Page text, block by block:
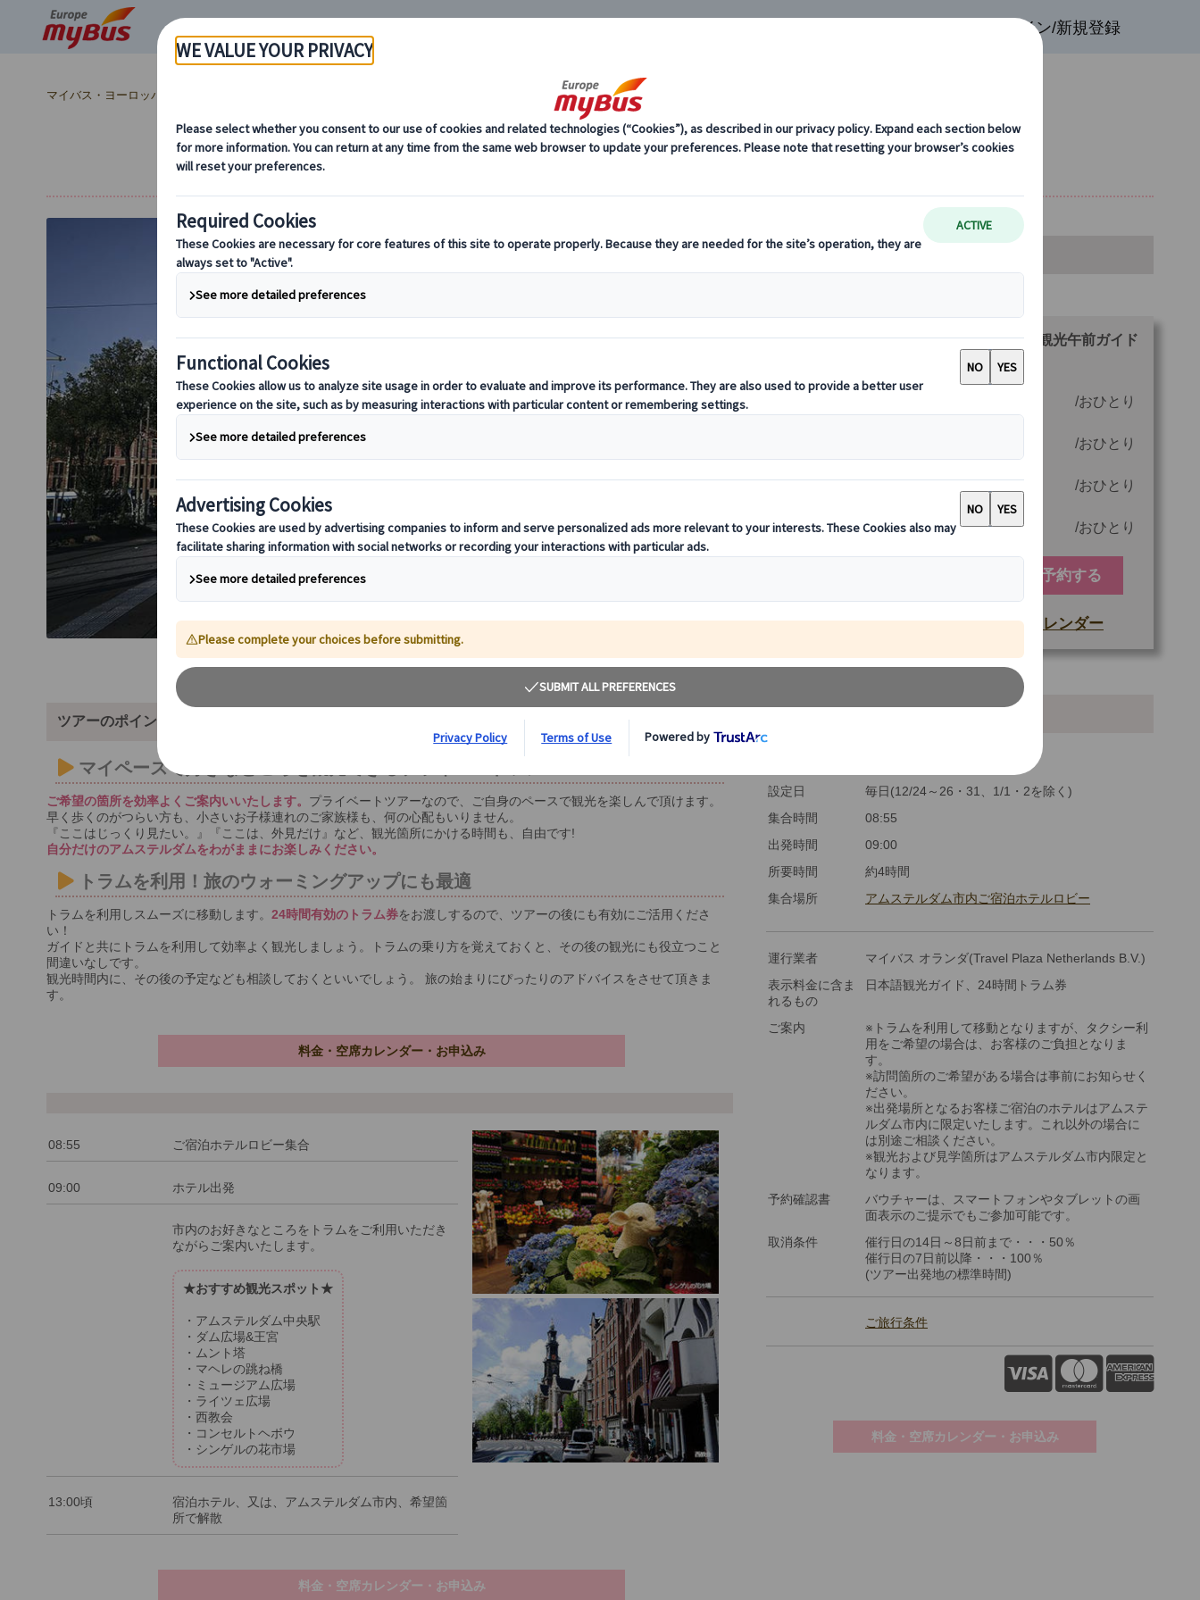
ログイン/新規登録
マイバス・ヨーロッパ
ツアーのポイント
マイペースで好きなところを観光できるプライベートツアー
ご希望の箇所を効率よくご案内いいたします。 プライベートツアーなので、ご自身のペースで観光を楽しんで頂けます。
早く歩くのがつらい方も、小さいお子様連れのご家族様も、何の心配もいりません。
『ここはじっくり見たい。』『ここは、外見だけ』など、観光箇所にかける時間も、自由です!
自分だけのアムステルダムをわがままにお楽しみください。
トラムを利用！旅のウォーミングアップにも最適
トラムを利用しスムーズに移動します。 24時間有効のトラム券をお渡しするので、ツアーの後にも有効にご活用くださ
い！
ガイドと共にトラムを利用して効率よく観光しましょう。トラムの乗り方を覚えておくと、その後の観光にも役立つこと
間違いなしです。
観光時間内に、その後の予定なども相談しておくといいでしょう。 旅の始まりにぴったりのアドバイスをさせて頂きま
す。
料金・空席カレンダー・お申込み
08:55 ご宿泊ホテルロビー集合
09:00 ホテル出発
市内のお好きなところをトラムをご利用いただき
ながらご案内いたします。
★おすすめ観光スポット★
・アムステルダム中央駅
・ダム広場&王宮
・ムント塔
・マヘレの跳ね橋
・ミュージアム広場
・ライツェ広場
・西教会
・コンセルトヘボウ
・シンゲルの花市場
13:00頃
宿泊ホテル、又は、アムステルダム市内、希望箇
所で解散
料金・空席カレンダー・お申込み
料金・空席カレンダー・お申込み
【プライベート】アムステルダム市内観光午前ガイド
おひとり
おひとり
2 名様参加時 209.00 EUR おひとり
1 名様参加時 404.00 EUR おひとり
予約する
空席カレンダー
0 歳以上
MBN2
※料金：大人・子供2歳以上共通
設定日
毎日(12/24～26・31、1/1・2を除く)
集合時間
08:55
出発時間
09:00
所要時間
約4時間
集合場所
アムステルダム市内ご宿泊ホテルロビー
運行業者
マイバス オランダ(Travel Plaza Netherlands B.V.)
表示料金に含ま
れるもの
日本語観光ガイド、24時間トラム券
ご案内
※トラムを利用して移動となりますが、タクシー利
用をご希望の場合は、お客様のご負担となりま
す。
※訪問箇所のご希望がある場合は事前にお知らせく
ださい。
※出発場所となるお客様ご宿泊のホテルはアムステ
ルダム市内に限定いたします。これ以外の場合に
は別途ご相談ください。
※観光および見学箇所はアムステルダム市内限定と
なります。
予約確認書
バウチャーは、スマートフォンやタブレットの画
面表示のご提示でもご参加可能です。
取消条件
催行日の14日～8日前まで・・・50％
催行日の7日前以降・・・100％
(ツアー出発地の標準時間)
ご旅行条件
料金・空席カレンダー・お申込み